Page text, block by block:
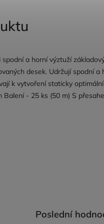
a horní výztuží
desek. Udržují spodní a
k vytvoření staticky
- 25 ks (50 m) S
Poslední